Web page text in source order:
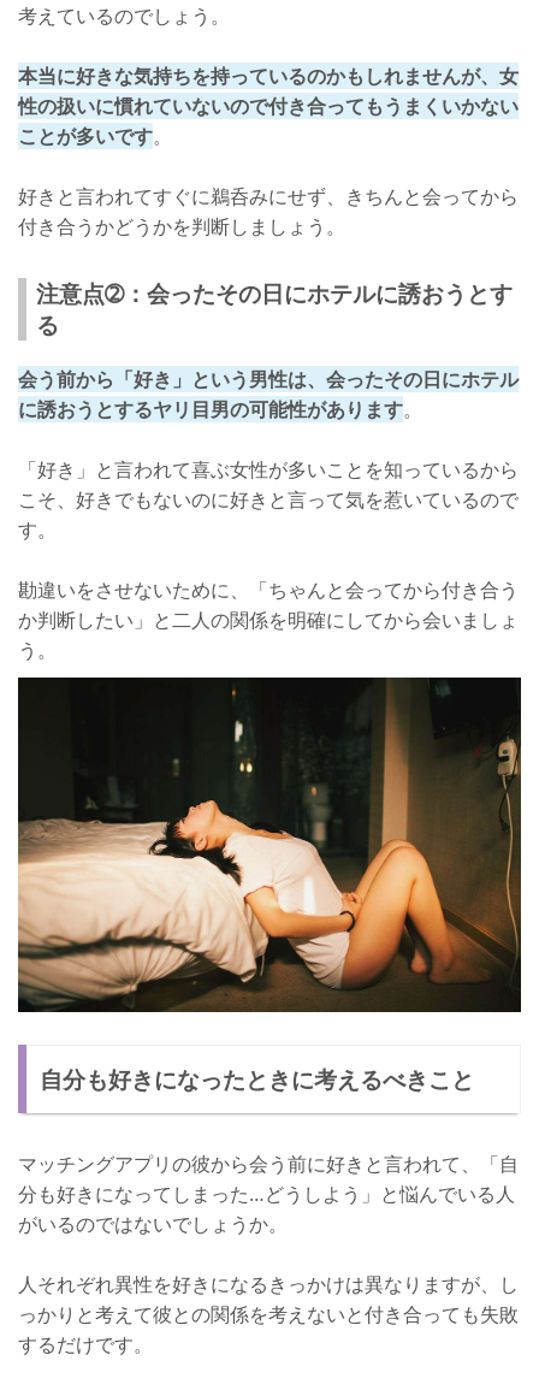
考えているのでしょう。
本当に好きな気持ちを持っているのかもしれませんが、女
性の扱いに慣れていないので付き合ってもうまくいかない
ことが多いです。
好きと言われてすぐに鵜呑みにせず、きちんと会ってから
付き合うかどうかを判断しましょう。
注意点➁：会ったその日にホテルに誘おうとす
る
会う前から「好き」という男性は、会ったその日にホテル
に誘おうとするヤリ目男の可能性があります。
「好き」と言われて喜ぶ女性が多いことを知っているから
こそ、好きでもないのに好きと言って気を惹いているので
す。
勘違いをさせないために、「ちゃんと会ってから付き合う
か判断したい」と二人の関係を明確にしてから会いましょ
う。
自分も好きになったときに考えるべきこと
マッチングアプリの彼から会う前に好きと言われて、「自
分も好きになってしまった…どうしよう」と悩んでいる人
がいるのではないでしょうか。
人それぞれ異性を好きになるきっかけは異なりますが、し
っかりと考えて彼との関係を考えないと付き合っても失敗
するだけです。